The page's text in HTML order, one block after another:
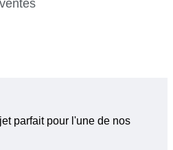
parfait pour l'une de nos